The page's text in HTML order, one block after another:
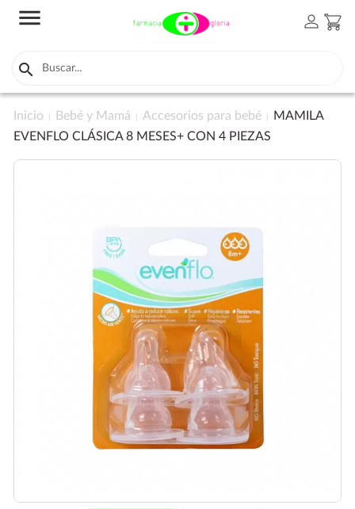
menu person shopping_cart

Inicio Bebé y Mamá Accesorios para bebé
MAMILA
EVENFLO CLÁSICA 8 MESES+ CON 4 PIEZAS